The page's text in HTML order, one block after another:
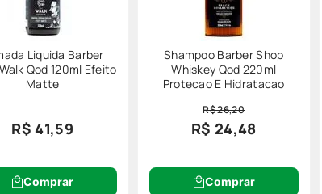
Liquida Barber
Qod 120ml Efeito
Matte
R$ 41,59
Comprar
Shampoo Barber Shop
Whiskey Qod 220ml
Protecao E Hidratacao
R$ 26,20
R$ 24,48
Comprar